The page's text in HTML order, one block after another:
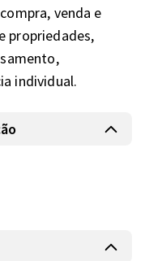
venda e
propriedades,
individual.